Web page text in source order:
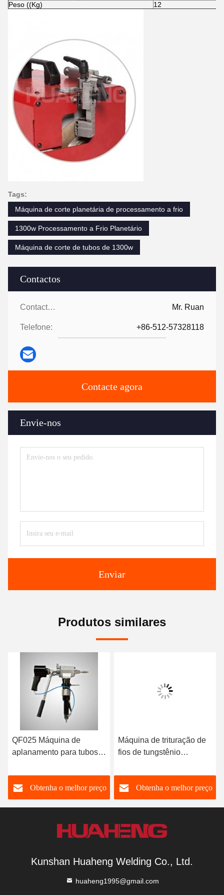
Contactos
Contactos: Mr. Ruan
Telefone: +86-512-57328118
Contacte agora
Envie-nos
Enviar
Peso ((Kg)
12
Tags:
Máquina de corte planetária de processamento a frio
1300w Processamento a Frio Planetário
Máquina de corte de tubos de 1300w
Produtos similares
QF025 Máquina de
aplanamento para tubos
Obtenha o melhor preço
Máquina de trituração de
fios de tungstênio
Obtenha o melhor preço
Kunshan Huaheng Welding Co., Ltd.
huaheng1995@gmail.com